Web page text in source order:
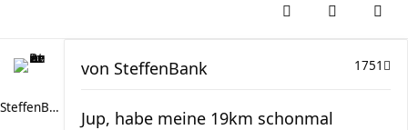
SteffenBank
1751
von SteffenBank
Jup, habe meine 19km schonmal